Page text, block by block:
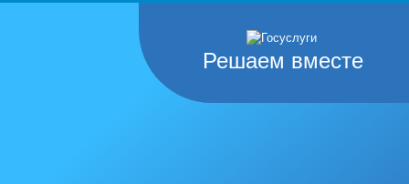
Решаем вместе